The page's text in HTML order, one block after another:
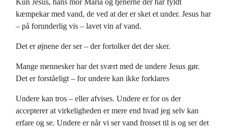
Kun Jesus, hans mor Maria og tjenerne der har fyldt
kæmpekar med vand, de ved at der er sket et under. Jesus har
– på forunderlig vis – lavet vin af vand.
Det er øjnene der ser – der fortolker det der sker.
Mange mennesker har det svært med de undere Jesus gør.
Det er forståeligt – for undere kan ikke forklares
Undere kan tros – eller afvises. Undere er for os der
accepterer at virkeligheden er mere end hvad jeg selv kan
erfare og se. Undere er når vi ser vand frosset til is og ser det